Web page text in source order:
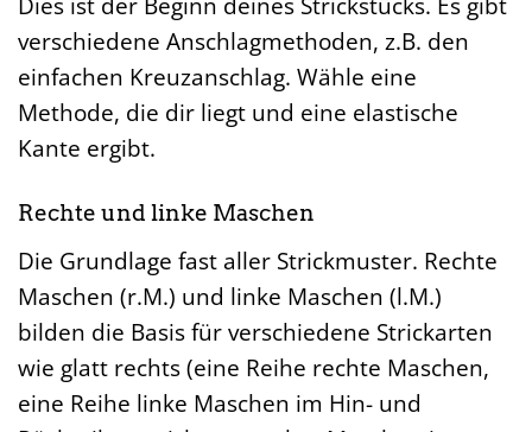
Dies ist der Beginn deines Strickstücks. Es gibt
verschiedene Anschlagmethoden, z.B. den
einfachen Kreuzanschlag. Wähle eine
Methode, die dir liegt und eine elastische
Kante ergibt.
Rechte und linke Maschen
Die Grundlage fast aller Strickmuster. Rechte
Maschen (r.M.) und linke Maschen (l.M.)
bilden die Basis für verschiedene Strickarten
wie glatt rechts (eine Reihe rechte Maschen,
eine Reihe linke Maschen im Hin- und